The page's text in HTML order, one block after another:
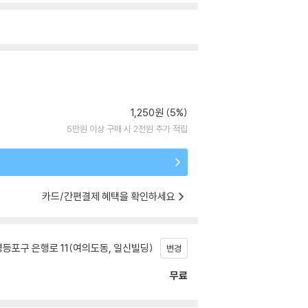
1,250원 (5%)
5만원 이상 구매 시 2천원 추가 적립
카드/간편결제 혜택을 확인하세요
포구 은행로 11(여의도동, 일신빌딩) 변경
무료